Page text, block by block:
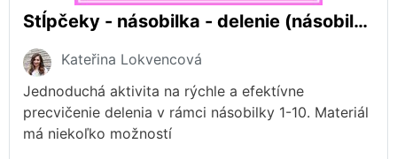
Stĺpčeky - násobilka - delenie (násobilkové delenie, delilka)
Kateřina Lokvencová
Jednoduchá aktivita na rýchle a efektívne
precvičenie delenia v rámci násobilky 1-10. Materiál
má niekoľko možností